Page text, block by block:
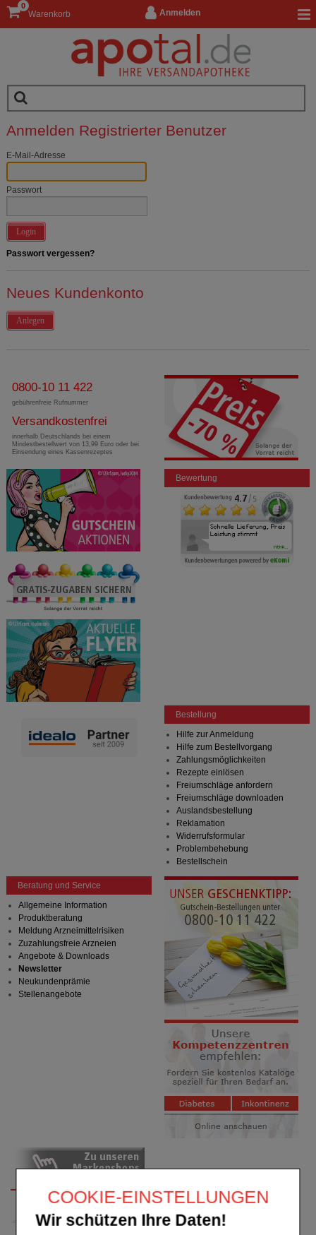
COOKIE-EINSTELLUNGEN
Wir schützen Ihre Daten!
Anmelden
Warenkorb
0
Anmelden Registrierter Benutzer
E-Mail-Adresse
Passwort
Login
Passwort vergessen?
Neues Kundenkonto
Anlegen
0800-10 11 422
gebührenfreie Rufnummer
Versandkostenfrei
innerhalb Deutschlands bei einem
Mindestbestellwert von 13,99 Euro oder bei
Einsendung eines Kassenrezeptes
Bewertung
Bestellung
Hilfe zur Anmeldung
Hilfe zum Bestellvorgang
Zahlungsmöglichkeiten
Rezepte einlösen
Freiumschläge anfordern
Freiumschläge downloaden
Auslandsbestellung
Reklamation
Widerrufsformular
Problembehebung
Bestellschein
Beratung und Service
Allgemeine Information
Produktberatung
Meldung Arzneimittelrisiken
Zuzahlungsfreie Arzneien
Angebote & Downloads
Newsletter
Neukundenprämie
Stellenangebote